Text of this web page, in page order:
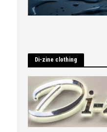
Di-zine clothing